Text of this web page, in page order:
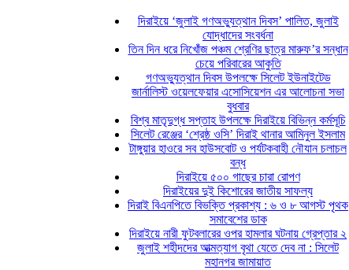
দিরাইয়ে ‘জুলাই গণঅভ্যুত্থান দিবস’ পালিত, জুলাই
যোদ্ধাদের সংবর্ধনা
তিন দিন ধরে নিখোঁজ পঞ্চম শ্রেণির ছাত্র মারুফ’র সন্ধান
চেয়ে পরিবারের আকুতি
গণঅভ্যুত্থান দিবস উপলক্ষে সিলেট ইউনাইটেড
জার্নালিস্ট ওয়েলফেয়ার এসোসিয়েশন এর আলোচনা সভা
বুধবার
বিশ্ব মাতৃদুগ্ধ সপ্তাহ উপলক্ষে দিরাইয়ে বিভিন্ন কর্মসূচি
সিলেট রেঞ্জের ‘শ্রেষ্ঠ ওসি’ দিরাই থানার আমিনুল ইসলাম
টাঙ্গুয়ার হাওরে সব হাউসবোট ও পর্যটকবাহী নৌযান চলাচল
বন্ধ
দিরাইয়ে ৫০০ গাছের চারা রোপণ
দিরাইয়ের দুই কিশোরের জাতীয় সাফল্য
দিরাই বিএনপিতে বিভক্তি প্রকাশ্য : ৬ ও ৮ আগস্ট পৃথক
সমাবেশের ডাক
দিরাইয়ে নারী ফুটবলারের ওপর হামলার ঘটনায় গ্রেপ্তার ২
জুলাই শহীদদের আত্মত্যাগ বৃথা যেতে দেব না : সিলেট
মহানগর জামায়াত